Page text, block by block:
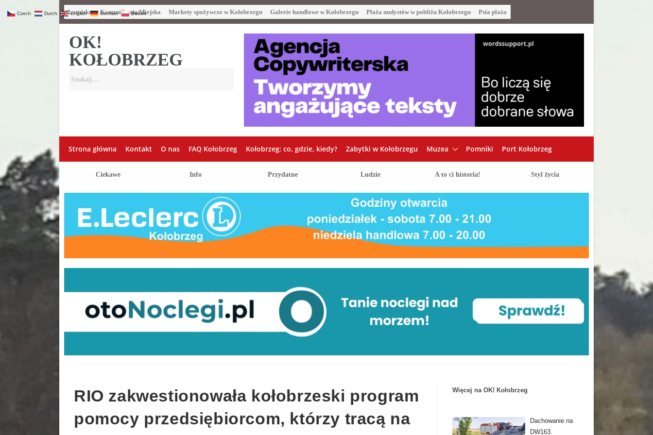
Lotnisko Komunikacja Miejska Markety spożywcze w Kołobrzegu Galerie handlowe w Kołobrzegu Plaża nudystów w pobliżu Kołobrzegu Psia plaża
OK!
KOŁOBRZEG
Strona główna Kontakt O nas FAQ Kołobrzeg Kołobrzeg: co, gdzie, kiedy? Zabytki w Kołobrzegu Muzea Pomniki Port Kołobrzeg
Ciekawe Info Przydatne Ludzie A to ci historia! Styl życia
RIO zakwestionowała kołobrzeski program
pomocy przedsiębiorcom, którzy tracą na
Więcej na OK! Kołobrzeg
Dachowanie na
DW163.
Czech Dutch English German Polish